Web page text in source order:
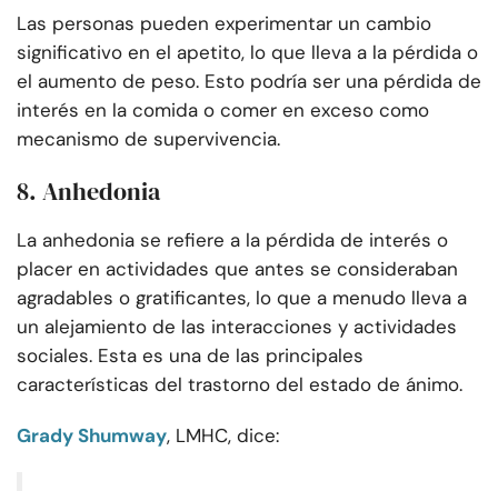
Las personas pueden experimentar un cambio
significativo en el apetito, lo que lleva a la pérdida o
el aumento de peso. Esto podría ser una pérdida de
interés en la comida o comer en exceso como
mecanismo de supervivencia.
8. Anhedonia
La anhedonia se refiere a la pérdida de interés o
placer en actividades que antes se consideraban
agradables o gratificantes, lo que a menudo lleva a
un alejamiento de las interacciones y actividades
sociales. Esta es una de las principales
características del trastorno del estado de ánimo.
Grady Shumway, LMHC, dice: